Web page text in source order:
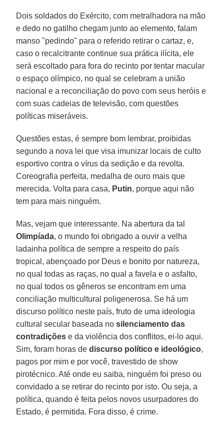
Dois soldados do Exército, com metralhadora na mão
e dedo no gatilho chegam junto ao elemento, falam
manso "pedindo" para o referido retirar o cartaz, e,
caso o recalcitrante continue sua prática ilícita, ele
será escoltado para fora do recinto por tentar macular
o espaço olímpico, no qual se celebram a união
nacional e a reconciliação do povo com seus heróis e
com suas cadeias de televisão, com questões
políticas miseráveis.
Questões estas, é sempre bom lembrar, proibidas
segundo a nova lei que visa imunizar locais de culto
esportivo contra o vírus da sedição e da revolta.
Coreografia perfeita, medalha de ouro mais que
merecida. Volta para casa, Putin, porque aqui não
tem para mais ninguém.
Mas, vejam que interessante. Na abertura da tal
Olimpíada, o mundo foi obrigado a ouvir a velha
ladainha política de sempre a respeito do país
tropical, abençoado por Deus e bonito por natureza,
no qual todas as raças, no qual a favela e o asfalto,
no qual todos os gêneros se encontram em uma
conciliação multicultural poligenerosa. Se há um
discurso político neste país, fruto de uma ideologia
cultural secular baseada nosilenciamento das
contradições e da violência dos conflitos, ei-lo aqui.
Sim, foram horas dediscurso político e ideológico,
pagos por mim e por você, travestido de show
pirotécnico. Até onde eu saiba, ninguém foi preso ou
convidado a se retirar do recinto por isto. Ou seja, a
política, quando é feita pelos novos usurpadores do
Estado, é permitida. Fora disso, é crime.